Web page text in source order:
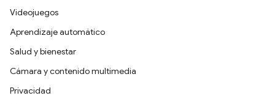
Videojuegos
Aprendizaje automático
Salud y bienestar
Cámara y contenido multimedia
Privacidad